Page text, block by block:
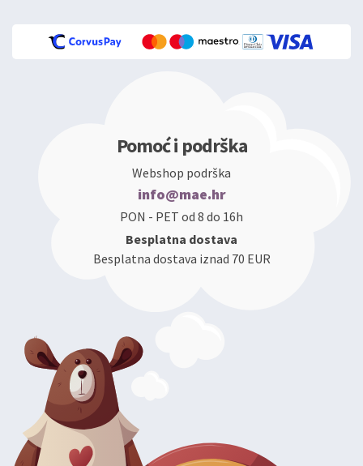
Pomoć i podrška
Webshop podrška
info@mae.hr
PON - PET od 8 do 16h
Besplatna dostava
Besplatna dostava iznad 70 EUR